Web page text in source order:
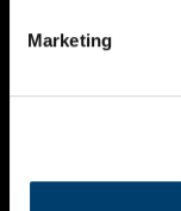
Marketing
VIDEO’S
CONTACT